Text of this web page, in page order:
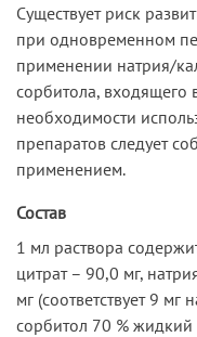
Существует риск
при одновременном
применении натрия/
сорбитола, входящего
необходимости
препаратов следует
применением.
Состав
1 мл раствора
цитрат – 90,0 мг,
мг (соответствует 9 мг
сорбитол 70 %